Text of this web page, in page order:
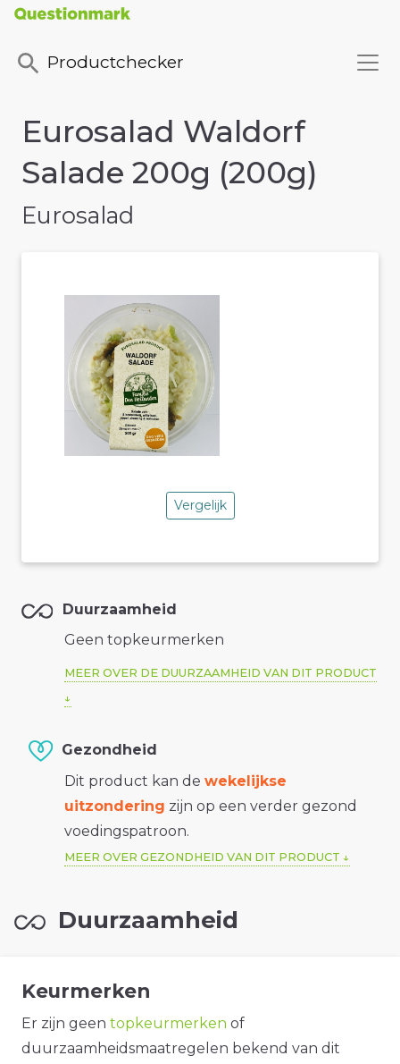
Productchecker
Eurosalad Waldorf
Salade 200g (200g)
Eurosalad
Vergelijk
Duurzaamheid
Geen topkeurmerken
MEER OVER DE DUURZAAMHEID VAN DIT PRODUCT
Gezondheid
Dit product kan de wekelijkse
uitzondering zijn op een verder gezond
voedingspatroon.
MEER OVER GEZONDHEID VAN DIT PRODUCT
Duurzaamheid
Keurmerken
Er zijn geen topkeurmerken of
duurzaamheidsmaatregelen bekend van dit